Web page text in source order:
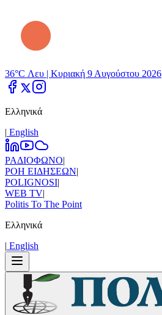
36°C Λευ | Κυριακή 9 Αυγούστου 2026
Ελληνικά
| Εnglish
ΡΑΔΙΟΦΩΝΟ|
ΡΟΗ ΕΙΔΗΣΕΩΝ|
POLIGNOSI|
WEB TV|
Politis To The Point
Ελληνικά
| Εnglish